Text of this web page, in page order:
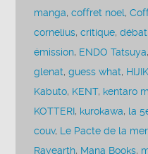
manga,coffret noel,
cornelius,critique,débat
émission, ENDO Tatsuya
glenat,guess what,
Kabuto, KENT, kentaro
KOTTERI, kurokawa, la
couv, Le Pacte de la mer,
Rayearth, Mana Books,